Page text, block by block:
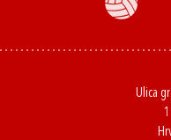
Ulica